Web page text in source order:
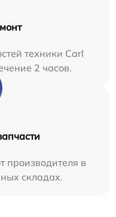
техники Carl
2 часов.
производителя в
складах.